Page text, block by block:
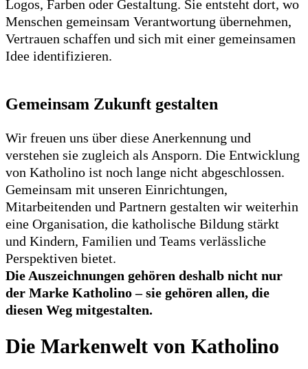
Logos, Farben oder Gestaltung. Sie entsteht dort, wo
Menschen gemeinsam Verantwortung übernehmen,
Vertrauen schaffen und sich mit einer gemeinsamen
Idee identifizieren.
Gemeinsam Zukunft gestalten
Wir freuen uns über diese Anerkennung und
verstehen sie zugleich als Ansporn. Die Entwicklung
von Katholino ist noch lange nicht abgeschlossen.
Gemeinsam mit unseren Einrichtungen,
Mitarbeitenden und Partnern gestalten wir weiterhin
eine Organisation, die katholische Bildung stärkt
und Kindern, Familien und Teams verlässliche
Perspektiven bietet.
Die Auszeichnungen gehören deshalb nicht nur
der Marke Katholino – sie gehören allen, die
diesen Weg mitgestalten.
Die Markenwelt von Katholino